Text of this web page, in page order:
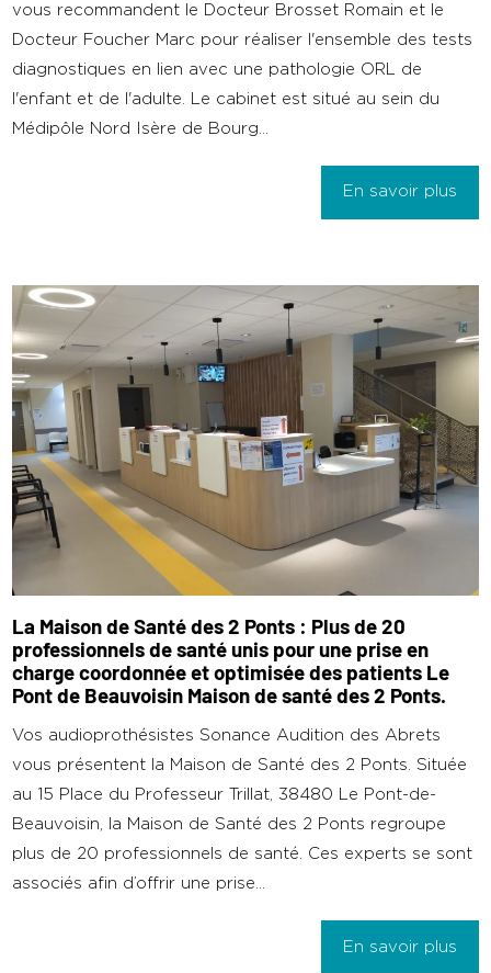
vous recommandent le Docteur Brosset Romain et le
Docteur Foucher Marc pour réaliser l'ensemble des tests
diagnostiques en lien avec une pathologie ORL de
l'enfant et de l'adulte. Le cabinet est situé au sein du
Médipôle Nord Isère de Bourg...
En savoir plus
La Maison de Santé des 2 Ponts : Plus de 20
professionnels de santé unis pour une prise en
charge coordonnée et optimisée des patients Le
Pont de Beauvoisin Maison de santé des 2 Ponts.
Vos audioprothésistes Sonance Audition des Abrets
vous présentent la Maison de Santé des 2 Ponts. Située
au 15 Place du Professeur Trillat, 38480 Le Pont-de-
Beauvoisin, la Maison de Santé des 2 Ponts regroupe
plus de 20 professionnels de santé. Ces experts se sont
associés afin d’offrir une prise...
En savoir plus